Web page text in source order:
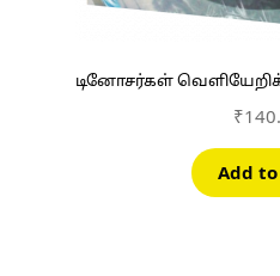
டினோசர்கள்
₹
Add